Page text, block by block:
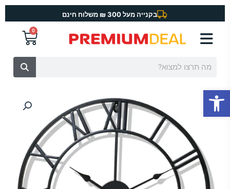
פתח סרגל נגישות
דילוג
בקנייה מעל 300 ₪ משלוח חינם
0
עגלת
קניות
חיפוש